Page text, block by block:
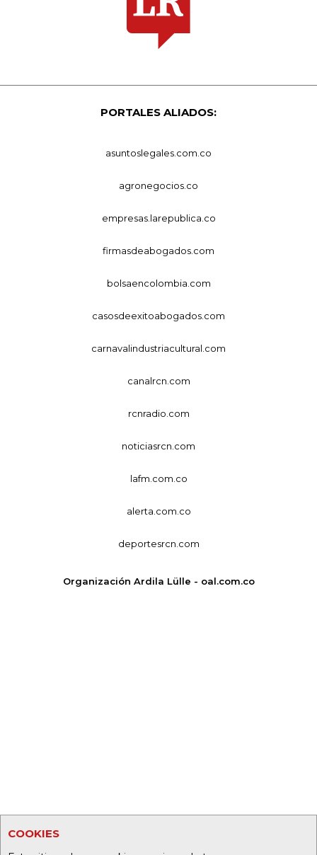
COOKIES
PORTALES ALIADOS:
asuntoslegales.com.co
agronegocios.co
empresas.larepublica.co
firmasdeabogados.com
bolsaencolombia.com
casosdeexitoabogados.com
carnavalindustriacultural.com
canalrcn.com
rcnradio.com
noticiasrcn.com
lafm.com.co
alerta.com.co
deportesrcn.com
Organización Ardila Lülle - oal.com.co